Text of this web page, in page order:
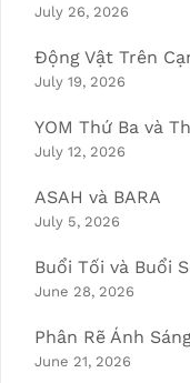
July 26, 2026
Động Vật Trên
July 19, 2026
YOM Thứ Ba và
July 12, 2026
ASAH và BARA
July 5, 2026
Buổi Tối và Buổi
June 28, 2026
Phân Rẽ Ánh
June 21, 2026